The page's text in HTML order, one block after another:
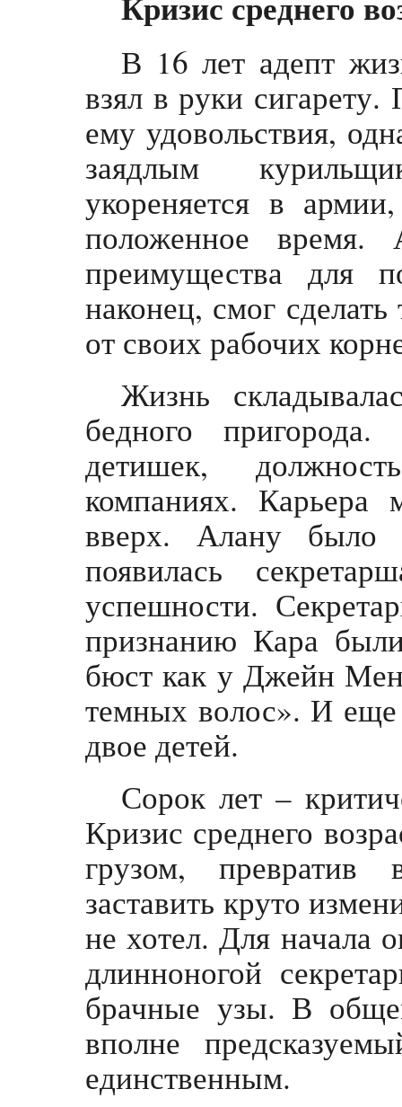
В 16 лет адепт
взял в руки
ему удовольствия,
заядлым
укореняется в
положенное
преимущества для
наконец, смог
от своих рабочих
Жизнь
бедного
детишек,
компаниях. Карьера
вверх. Алану
появилась
успешности.
признанию Кара
бюст как у Джейн
темных волос». И
двое детей.
Сорок лет –
Кризис среднего
грузом,
заставить круто
не хотел. Для начала
длинноногой
брачные узы. В
вполне
единственным.